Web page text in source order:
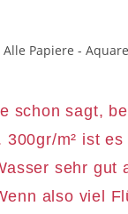
schon sagt,
m² ist
sehr gut
also viel